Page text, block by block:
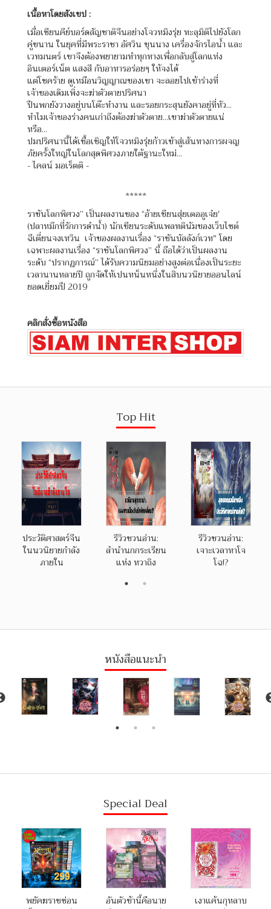
เนื้อหาโดยสังเขป :
เมื่อเซียนคีย์บอร์ดสัญชาติจีนอย่างโจวหมิงรุ่ย ทะลุมิติไปยังโลก
คู่ขนาน ในยุคที่มีพระราชา อัศวิน ขุนนาง เครื่องจักรไอน้ำ และ
เวทมนตร์ เขาจึงต้องพยายามทำทุกทางเพื่อกลับสู่โลกแห่ง
อินเตอร์เน็ต แสงสี กับอาหารอร่อยๆ ให้จงได้
แต่โชคร้าย ดูเหมือนวิญญาณของเขา จะลอยไปเข้าร่างที่
เจ้าของเดิมเพิ่งจะฆ่าตัวตายปริศนา
ปืนพกยังวางอยู่บนโต๊ะทำงาน และรอยกระสุนยังคาอยู่ที่หัว...
ทำไมเจ้าของร่างคนเก่าถึงต้องฆ่าตัวตาย...เขาฆ่าตัวตายแน่
หรือ...
ปมปริศนานี้ได้เชื้อเชิญให้โจวหมิงรุ่ยก้าวเข้าสู่เส้นทางการผจญ
ภัยครั้งใหญ่ในโลกสุดพิศวงภายใต้ฐานะใหม่...
- ไคลน์ มอเร็ตติ -
*****
ราชันโลกพิศวง” เป็นผลงานของ “อ้ายเชียนสุ่ยเตออูเจ๋ย'
(ปลาหมึกที่รักการดำน้ำ) นักเขียนระดับแพลทตินัมของเว็บไซต์
ฉีเตี่ยนจงเหวิน เจ้าของผลงานเรื่อง “ราชันบัลลังก์เวท" โดย
เฉพาะผลงานเรื่อง “ราชันโลกพิศวง” นี้ ถือได้ว่าเป็นผลงาน
ระดับ “ปรากฏการณ์” ได้รับความนิยมอย่างสูงต่อเนื่องเป็นระยะ
เวลานานหลายปี ถูกจัดให้เปนหน็นหนึ่งในสิบนวนิยายออนไลน์
ยอดเยี่ยมปึ 2019
คลิกสั่งซื้อหนังสือ
Top Hit
ประวัติศาสตร์จีน
ในนวนิยายกำลัง
ภายใน
รีวิวชวนอ่าน:
ลำนำนกกระเรียน
แห่ง หวาถิง
รีวิวชวนอ่าน:
เจาะเวลาหาโจ
โฉ!?
หนังสือแนะนำ
Special Deal
พยัคฆราชซ่อน
อันตัวข้านี้คือนาย
เงาแค้นกุหลาบ